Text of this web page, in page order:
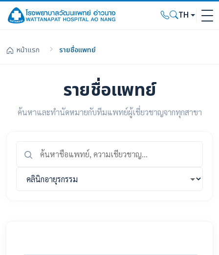
TH
หน้าแรก รายชื่อแพทย์
รายชื่อแพทย์
ค้นหาและทำนัดหมายกับทีมแพทย์ผู้เชี่ยวชาญจากทุกสาขา